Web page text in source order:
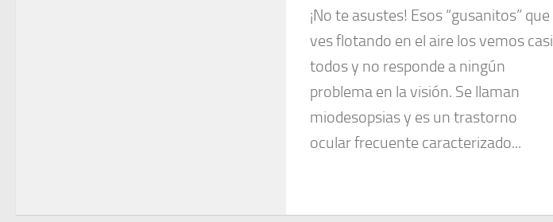
¡No te asustes! Esos “gusanitos” que
ves flotando en el aire los vemos casi
todos y no responde a ningún
problema en la visión. Se llaman
miodesopsias y es un trastorno
ocular frecuente caracterizado...